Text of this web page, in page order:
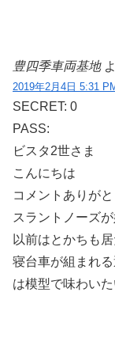
豊四季車両基地
2019年2月4日 5:31
SECRET: 0
PASS:
ビスタ2世さま
こんにちは
コメントありが
スラントノーズ
以前はとかちも
寝台車が組まれ
は模型で味わいた